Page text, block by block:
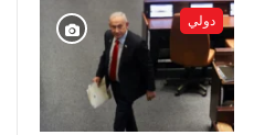
دولي